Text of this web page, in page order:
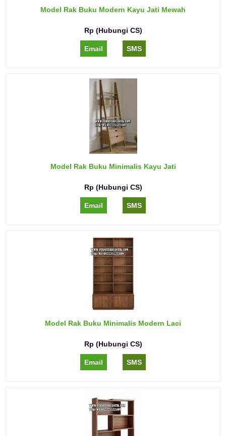
Model Rak Buku Modern Kayu Jati Mewah
Rp (Hubungi CS)
Email SMS
Model Rak Buku Minimalis Kayu Jati
Rp (Hubungi CS)
Email SMS
Model Rak Buku Minimalis Modern Laci
Rp (Hubungi CS)
Email SMS